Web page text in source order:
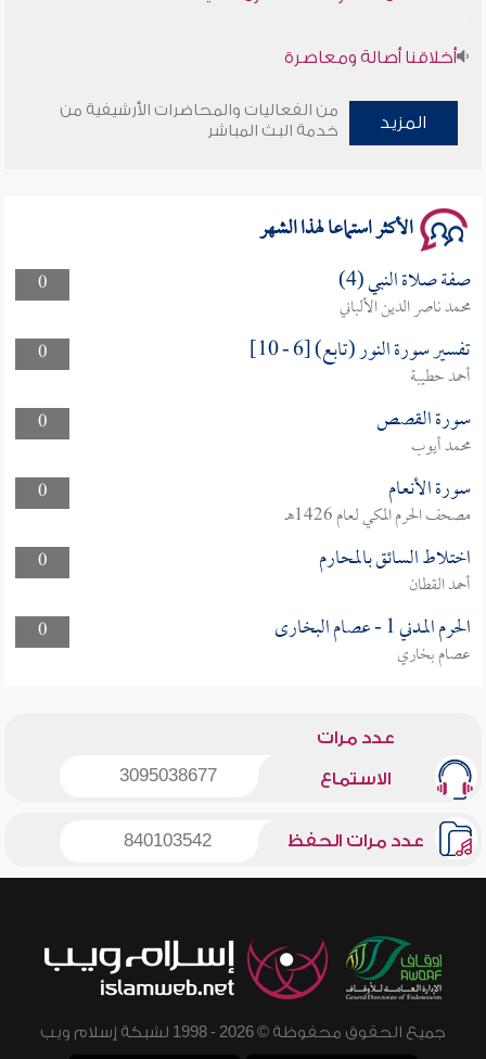
أخلاقنا أصالة ومعاصرة
وأمنهم من خوف 9
المزيد
من الفعاليات والمحاضرات الأرشيفية من
خدمة البث المباشر
الأكثر استماعا لهذا الشهر
0 صفة صلاة النبي (4)
محمد ناصر الدين الألباني
0
تفسير سورة النور (تابع) [6 - 10]
أحمد حطيبة
0
سورة القصص
محمد أيوب
0
سورة الأنعام
مصحف الحرم المكي لعام 1426هـ
0
اختلاط السائق بالمحارم
أحمد القطان
0
الحرم المدني 1 - عصام البخارى
عصام بخاري
عدد مرات
الاستماع 3095038677
عدد مرات الحفظ 840103542
جميع الحقوق محفوظة © 2026 - 1998 لشبكة إسلام ويب